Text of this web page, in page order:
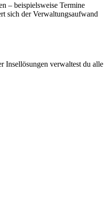
– beispielsweise Termine
sich der Verwaltungsaufwand
Insellösungen verwaltest du alle